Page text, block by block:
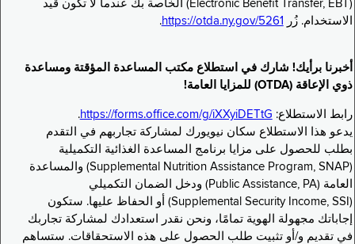
(Electronic Benefit Transfer, EBT) الخاصة بك عندما لا تكون قيد
الاستخدام. زُر
https://otda.ny.gov/5261
.
أخبرنا برأيك! شارك في استطلاع مكتب المساعدة المؤقتة ومساعدة
ذوي الإعاقة (OTDA) للمزايا العامة!
رابط الاستطلاع: https://forms.office.com/g/iXXyiDETtG
.
يدعو هذا الاستطلاع سكان نيويورك لمشاركة تجاربهم في التقدم
بطلب للحصول على مزايا برنامج المساعدة الغذائية التكميلية
(Supplemental Nutrition Assistance Program, SNAP) والمساعدة
العامة (Public Assistance, PA) ودخل الضمان التكميلي
(Supplemental Security Income, SSI) أو الحفاظ عليها. ستكون
إجاباتك مجهولة الهوية تمامًا، ونحن نقدر استعدادك لمشاركة تجاربك
في تقديم و/أو تثبيت طلب الحصول على هذه الاستحقاقات. ستساهم